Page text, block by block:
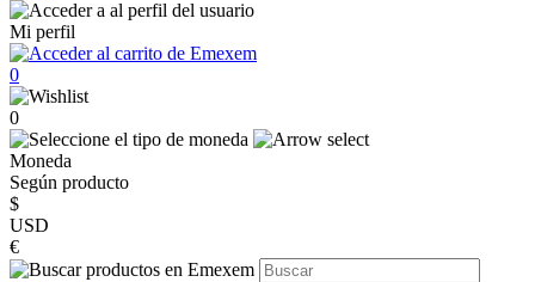
Mi perfil
0
0
Moneda
Según producto
$
USD
€